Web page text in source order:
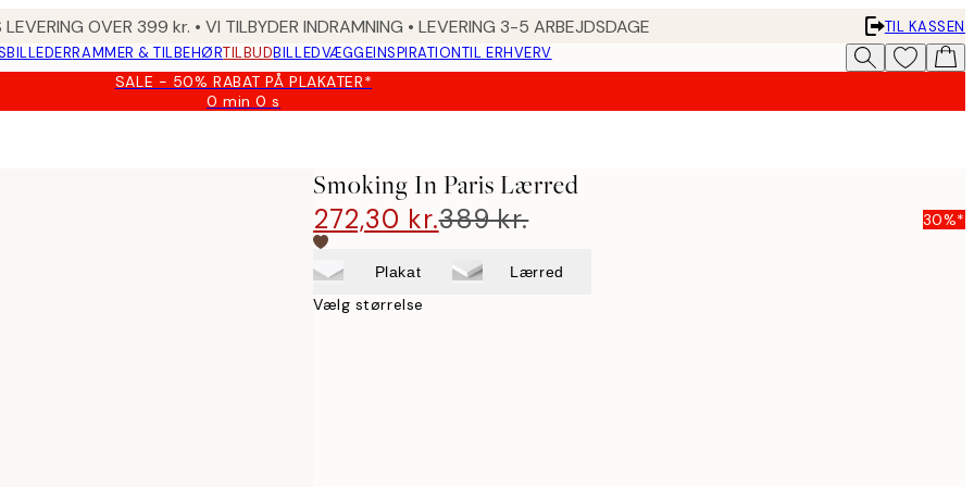
LEVERING OVER 399 kr. • VI TILBYDER INDRAMNING • LEVERING 3-5 ARBEJDSDAGE
TIL KASSEN
RAMMER & TILBEHØRTILBUDBILLEDVÆGGEINSPIRATIONTIL ERHVERV
SALE - 50% RABAT PÅ PLAKATER*
0 min0 s
Gyldig
Smoking In Paris Lærred
272,30 kr.389 kr. 30%*
Plakat Lærred
Vælg størrelse